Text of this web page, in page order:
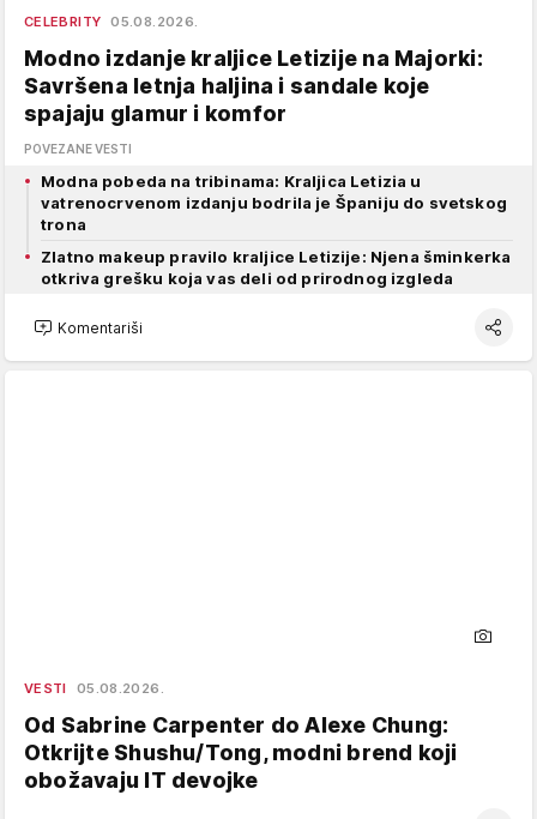
CELEBRITY 05.08.2026.
Modno izdanje kraljice Letizije na Majorki:
Savršena letnja haljina i sandale koje
spajaju glamur i komfor
POVEZANE VESTI
Modna pobeda na tribinama: Kraljica Letizia u
vatrenocrvenom izdanju bodrila je Španiju do svetskog
trona
Zlatno makeup pravilo kraljice Letizije: Njena šminkerka
otkriva grešku koja vas deli od prirodnog izgleda
Komentariši
VESTI 05.08.2026.
Od Sabrine Carpenter do Alexe Chung:
Otkrijte Shushu/Tong, modni brend koji
obožavaju IT devojke